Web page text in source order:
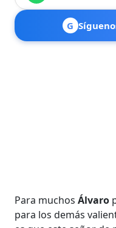
G
Para muchosÁlvaro
para los demás